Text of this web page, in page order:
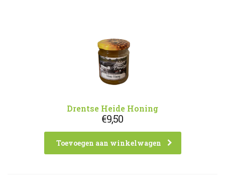
Drentse Heide Honing
€9,50
Toevoegen aan winkelwagen